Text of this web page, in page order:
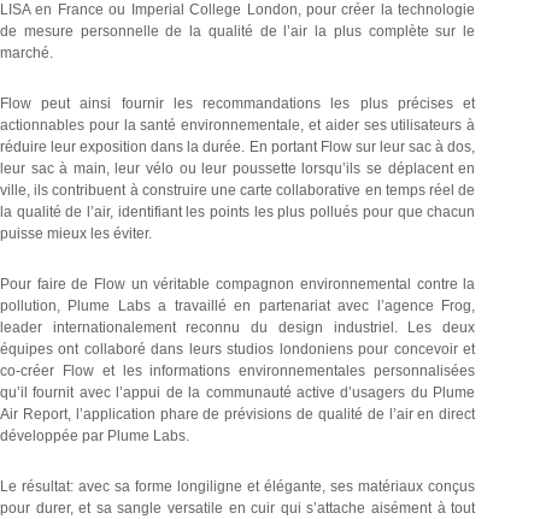
LISA en France ou Imperial College London, pour créer la technologie
de mesure personnelle de la qualité de l’air la plus complète sur le
marché.
Flow peut ainsi fournir les recommandations les plus précises et
actionnables pour la santé environnementale, et aider ses utilisateurs à
réduire leur exposition dans la durée. En portant Flow sur leur sac à dos,
leur sac à main, leur vélo ou leur poussette lorsqu’ils se déplacent en
ville, ils contribuent à construire une carte collaborative en temps réel de
la qualité de l’air, identifiant les points les plus pollués pour que chacun
puisse mieux les éviter.
Pour faire de Flow un véritable compagnon environnemental contre la
pollution, Plume Labs a travaillé en partenariat avec l’agence Frog,
leader internationalement reconnu du design industriel. Les deux
équipes ont collaboré dans leurs studios londoniens pour concevoir et
co-créer Flow et les informations environnementales personnalisées
qu’il fournit avec l’appui de la communauté active d’usagers du Plume
Air Report, l’application phare de prévisions de qualité de l’air en direct
développée par Plume Labs.
Le résultat: avec sa forme longiligne et élégante, ses matériaux conçus
pour durer, et sa sangle versatile en cuir qui s’attache aisément à tout